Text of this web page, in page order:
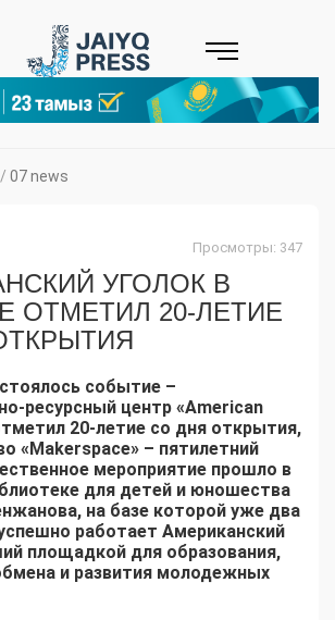
/ 07 news
Просмотры: 347
УГОЛОК В
ОТМЕТИЛ 20-ЛЕТИЕ
событие –
ресурсный центр «American
20-летие со дня открытия,
«Makerspace» – пятилетний
мероприятие прошло в
для детей и юношества
на базе которой уже два
работает Американский
площадкой для образования,
и развития молодежных